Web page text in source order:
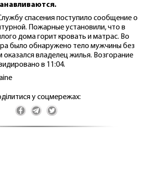
спасения поступило сообщение о
Пожарные установили, что в
дома горит кровать и матрас. Во
было обнаружено тело мужчины без
оказался владелец жилья. Возгорание
в 11:04.
у соцмережах: